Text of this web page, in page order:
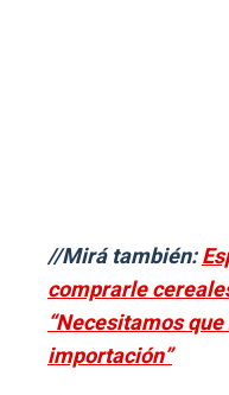
//Mirá también:
comprarle
“Necesitamos
importación”